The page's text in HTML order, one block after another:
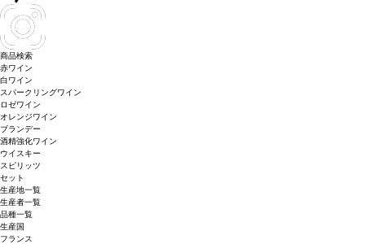
商品検索
赤ワイン
白ワイン
スパークリングワイン
ロゼワイン
オレンジワイン
ブランデー
酒精強化ワイン
ウイスキー
スピリッツ
セット
生産地一覧
生産者一覧
品種一覧
生産国
フランス